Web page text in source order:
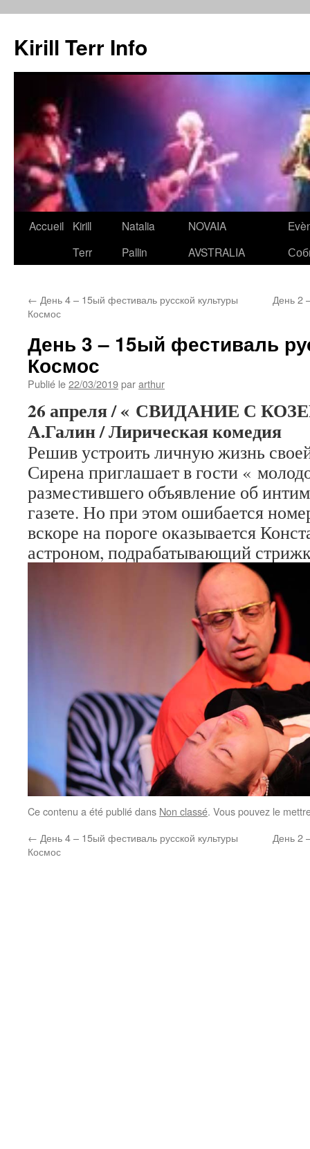
Kirill Terr Info
Aller
Accueil
Kirill
Terr
Natalia
Pallin
NOVAIA
AVSTRALIA
← День 4 – 15ый фестиваль русской культуры
Космос
День 2
День 3 – 15ый фестиваль
Космос
Publié le22/03/2019pararthur
26 апреля / « СВИДАНИЕ С
А.Галин / Лирическая комедия
Решив устроить личную жизнь
Сирена приглашает в гости «
разместившего объявление об
газете. Но при этом ошибается
вскоре на пороге оказывается
астроном, подрабатывающий
Ce contenu a été publié dans Non classé. Vous pouvez le
← День 4 – 15ый фестиваль русской культуры
Космос
День 2